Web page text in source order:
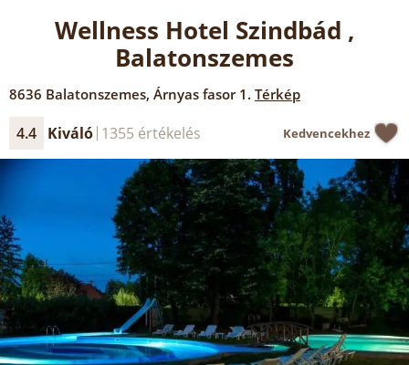
Wellness Hotel Szindbád ,
Balatonszemes
8636 Balatonszemes, Árnyas fasor 1. Térkép
4.4 Kiváló 1355 értékelés Kedvencekhez